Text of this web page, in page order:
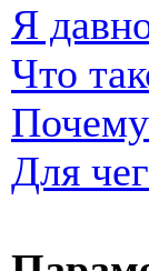
Я
Что
Почему
Для